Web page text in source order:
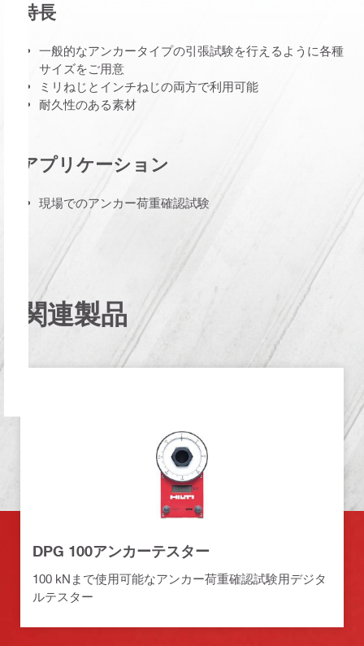
特長
一般的なアンカータイプの引張試験を行えるように各種
サイズをご用意
ミリねじとインチねじの両方で利用可能
耐久性のある素材
アプリケーション
現場でのアンカー荷重確認試験
関連製品
DPG 100アンカーテスター
100 kNまで使用可能なアンカー荷重確認試験用デジタ
ルテスター